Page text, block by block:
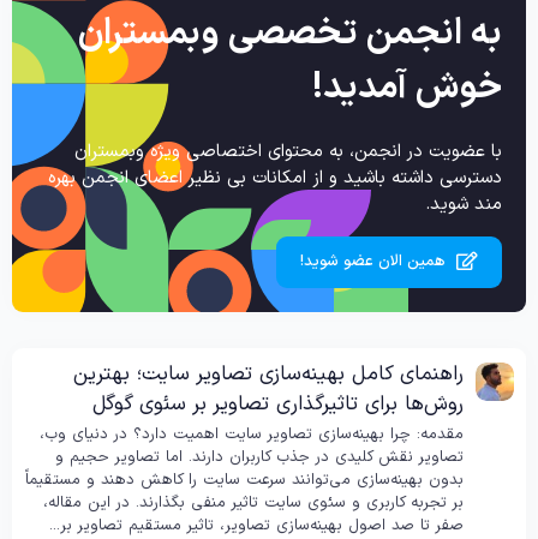
به انجمن تخصصی وبمستران
خوش آمدید!
با عضویت در انجمن، به محتوای اختصاصی ویژه وبمستران
دسترسی داشته باشید و از امکانات بی نظیر اعضای انجمن بهره
مند شوید.
همین الان عضو شوید!
راهنمای کامل بهینه‌سازی تصاویر سایت؛ بهترین
روش‌ها برای تاثیرگذاری تصاویر بر سئوی گوگل
مقدمه: چرا بهینه‌سازی تصاویر سایت اهمیت دارد؟ در دنیای وب،
تصاویر نقش کلیدی در جذب کاربران دارند. اما تصاویر حجیم و
بدون بهینه‌سازی می‌توانند سرعت سایت را کاهش دهند و مستقیماً
بر تجربه کاربری و سئوی سایت تاثیر منفی بگذارند. در این مقاله،
صفر تا صد اصول بهینه‌سازی تصاویر، تاثیر مستقیم تصاویر بر...